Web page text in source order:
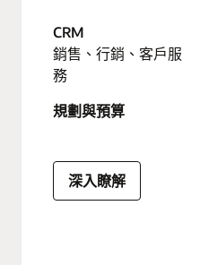
CRM
銷售、行銷、客戶服
務
規劃與預算
深入瞭解